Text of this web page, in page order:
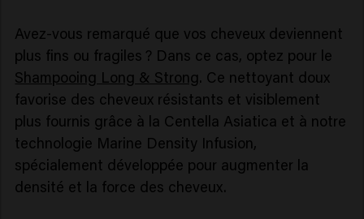
Avez-vous remarqué que vos cheveux deviennent
plus fins ou fragiles ? Dans ce cas, optez pour le
Shampooing Long & Strong. Ce nettoyant doux
favorise des cheveux résistants et visiblement
plus fournis grâce à la Centella Asiatica et à notre
technologie Marine Density Infusion,
spécialement développée pour augmenter la
densité et la force des cheveux.